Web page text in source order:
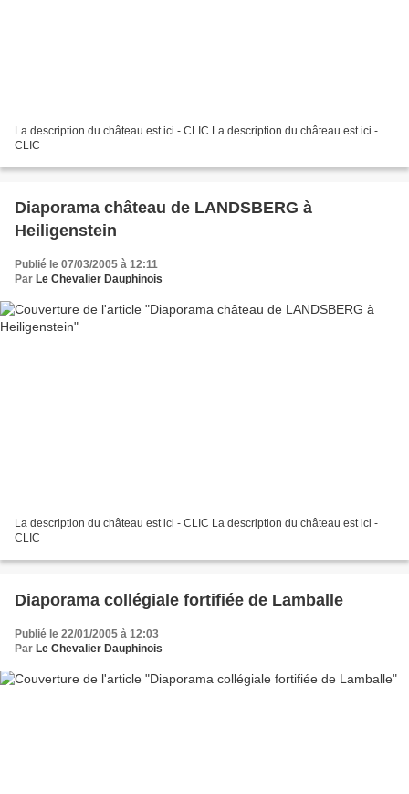
La description du château est ici - CLIC La description du château est ici -
CLIC
Diaporama château de LANDSBERG à
Heiligenstein
Publié le 07/03/2005 à 12:11
Par Le Chevalier Dauphinois
La description du château est ici - CLIC La description du château est ici -
CLIC
Diaporama collégiale fortifiée de Lamballe
Publié le 22/01/2005 à 12:03
Par Le Chevalier Dauphinois